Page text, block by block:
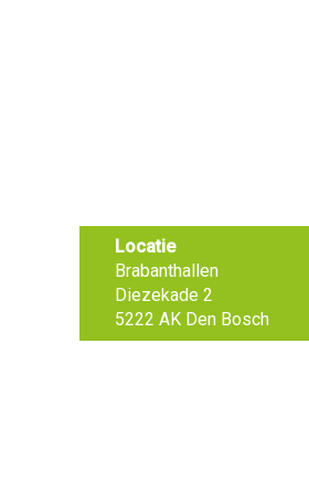
Locatie
Brabanthallen
Diezekade 2
5222 AK Den Bosch